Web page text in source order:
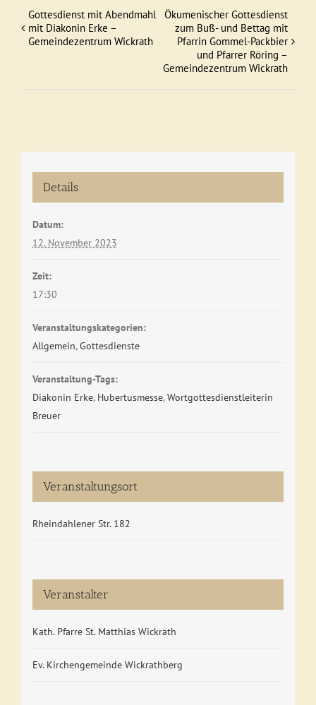
Veranstaltung
Navigation
Gottesdienst mit Abendmahl
mit Diakonin Erke –
Gemeindezentrum Wickrath
Ökumenischer Gottesdienst
zum Buß- und Bettag mit
Pfarrin Gommel-Packbier
und Pfarrer Röring –
Gemeindezentrum Wickrath
Details
Datum:
12. November 2023
Zeit:
17:30
Veranstaltungskategorien:
Allgemein,Gottesdienste
Veranstaltung-Tags:
Diakonin Erke, Hubertusmesse,Wortgottesdienstleiterin
Breuer
Veranstaltungsort
Rheindahlener Str. 182
Veranstalter
Kath. Pfarre St. Matthias Wickrath
Ev. Kirchengemeinde Wickrathberg